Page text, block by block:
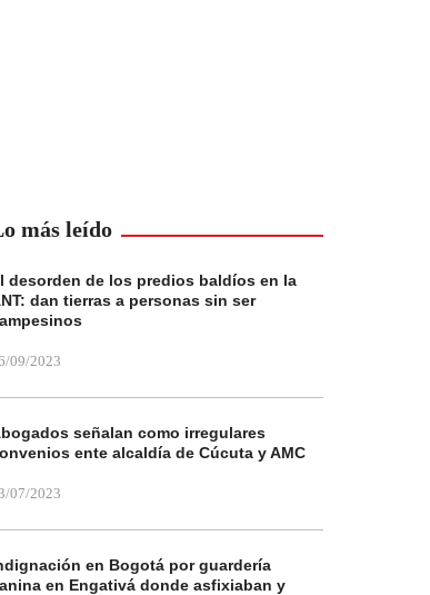
más leído
desorden de los predios baldíos en la
dan tierras a personas sin ser
09/2023
señalan como irregulares
ente alcaldía de Cúcuta y AMC
07/2023
en Bogotá por guardería
en Engativá donde asfixiaban y